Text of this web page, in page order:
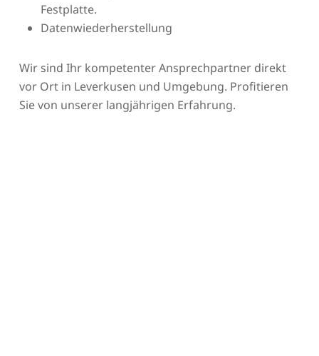
Festplatte.
Datenwiederherstellung
Wir sind Ihr kompetenter Ansprechpartner direkt
vor Ort in Leverkusen und Umgebung. Profitieren
Sie von unserer langjährigen Erfahrung.